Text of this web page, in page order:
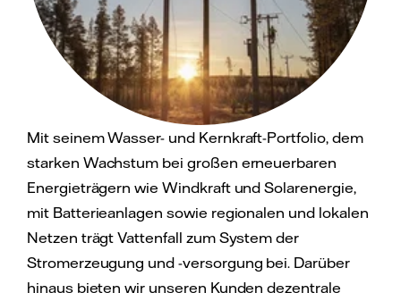
Mit seinem Wasser- und Kernkraft-Portfolio, dem
starken Wachstum bei großen erneuerbaren
Energieträgern wie Windkraft und Solarenergie,
mit Batterieanlagen sowie regionalen und lokalen
Netzen trägt Vattenfall zum System der
Stromerzeugung und -versorgung bei. Darüber
hinaus bieten wir unseren Kunden dezentrale